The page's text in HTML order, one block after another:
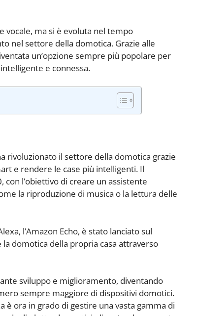
vocale, ma si è evoluta nel tempo
nel settore della domotica. Grazie alle
un’opzione sempre più popolare per
e connessa.
rivoluzionato il settore della domotica grazie
e rendere le case più intelligenti. Il
l’obiettivo di creare un assistente
la riproduzione di musica o la lettura delle
l’Amazon Echo, è stato lanciato sul
domotica della propria casa attraverso
sviluppo e miglioramento, diventando
sempre maggiore di dispositivi domotici.
è ora in grado di gestire una vasta gamma di